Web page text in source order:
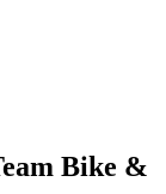
Bike &